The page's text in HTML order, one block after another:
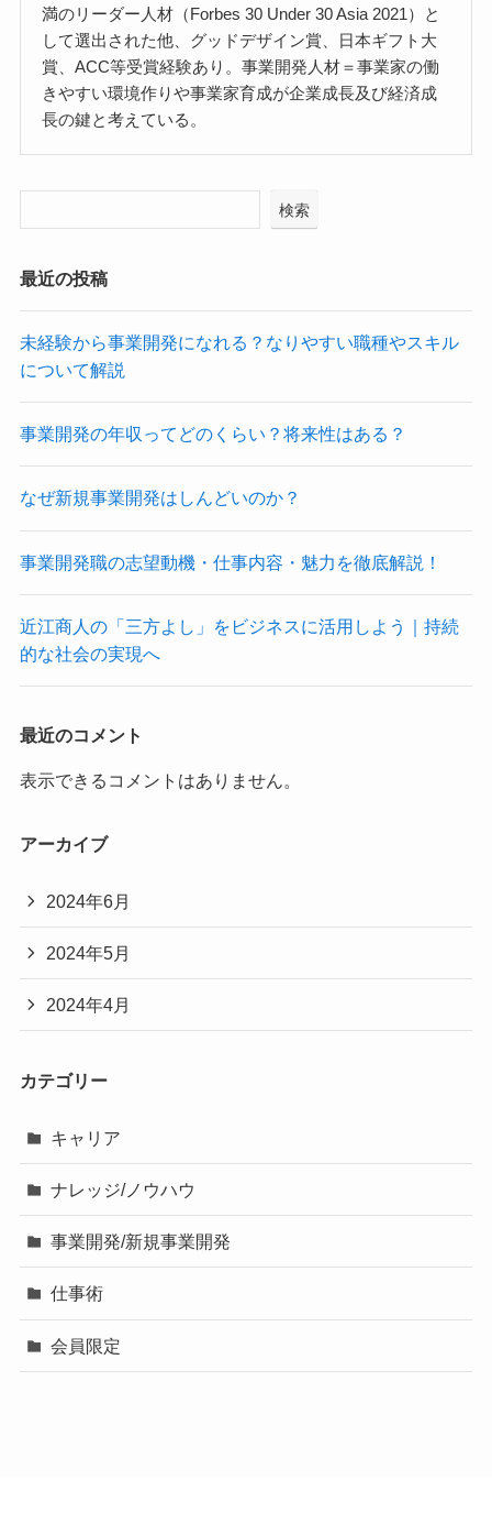
満のリーダー人材（Forbes 30 Under 30 Asia 2021）と
して選出された他、グッドデザイン賞、日本ギフト大
賞、ACC等受賞経験あり。事業開発人材＝事業家の働
きやすい環境作りや事業家育成が企業成長及び経済成
長の鍵と考えている。
検索
最近の投稿
未経験から事業開発になれる？なりやすい職種やスキル
について解説
事業開発の年収ってどのくらい？将来性はある？
なぜ新規事業開発はしんどいのか？
事業開発職の志望動機・仕事内容・魅力を徹底解説！
近江商人の「三方よし」をビジネスに活用しよう｜持続
的な社会の実現へ
最近のコメント
表示できるコメントはありません。
アーカイブ
2024年6月
2024年5月
2024年4月
カテゴリー
キャリア
ナレッジ/ノウハウ
事業開発/新規事業開発
仕事術
会員限定